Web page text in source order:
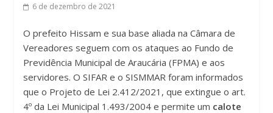
6 de dezembro de 2021
O prefeito Hissam e sua base aliada na Câmara de
Vereadores seguem com os ataques ao Fundo de
Previdência Municipal de Araucária (FPMA) e aos
servidores. O SIFAR e o SISMMAR foram informados
que o Projeto de Lei 2.412/2021, que extingue o art.
4º da Lei Municipal 1.493/2004 e permite um calote